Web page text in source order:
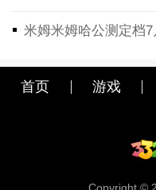
米姆米姆哈公测定档
首页 游戏